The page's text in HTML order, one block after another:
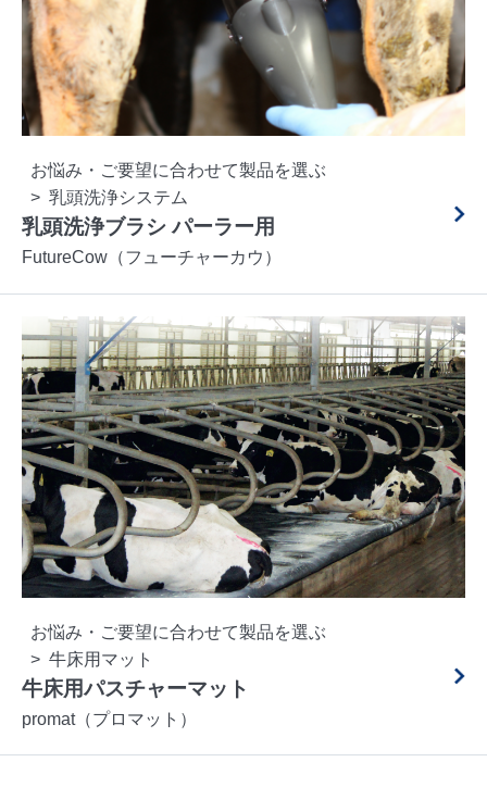
お悩み・ご要望に合わせて製品を選ぶ
乳頭洗浄システム
乳頭洗浄ブラシ パーラー用
FutureCow（フューチャーカウ）
お悩み・ご要望に合わせて製品を選ぶ
牛床用マット
牛床用パスチャーマット
promat（プロマット）